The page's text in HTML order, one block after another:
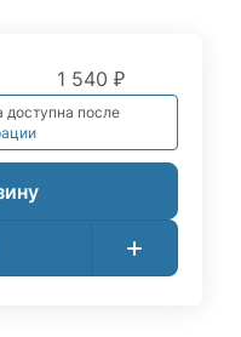
1 540 ₽
доступна после